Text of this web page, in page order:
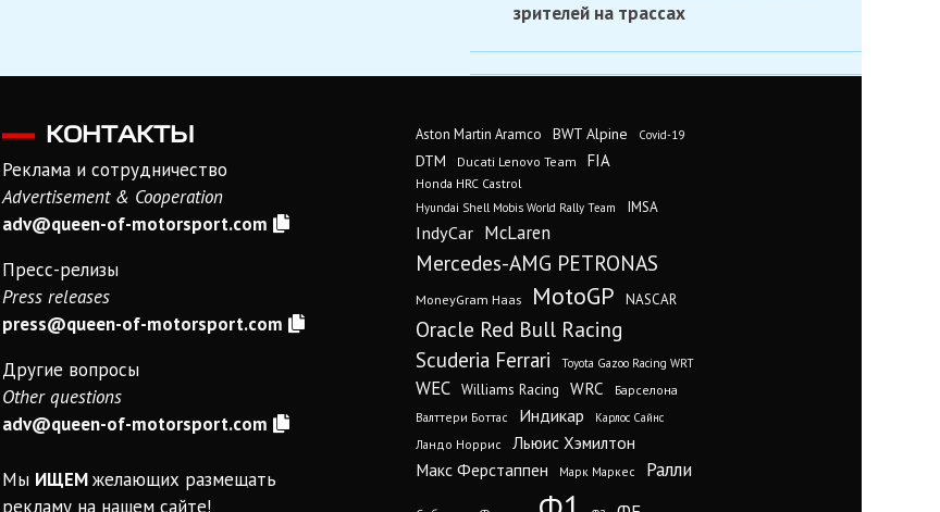
зрителей на трассах
КОНТАКТЫ
Реклама и сотрудничество
Advertisement & Cooperation
adv@queen-of-motorsport.com
Пресс-релизы
Press releases
press@queen-of-motorsport.com
Другие вопросы
Other questions
adv@queen-of-motorsport.com
Мы ИЩЕМжелающих размещать
рекламу на нашем сайте!
Aston Martin Aramco BWT Alpine Covid-19
DTM Ducati Lenovo Team FIA
Honda HRC Castrol
Hyundai Shell Mobis World Rally Team IMSA
IndyCar McLaren
Mercedes-AMG PETRONAS
MoneyGram Haas MotoGP NASCAR
Oracle Red Bull Racing
Scuderia Ferrari Toyota Gazoo Racing WRT
WEC Williams Racing WRC
Барселона
Валттери Боттас
Индикар Карлос Сайнс
Ландо Норрис
Льюис Хэмилтон
Макс Ферстаппен
Марк Маркес Ралли